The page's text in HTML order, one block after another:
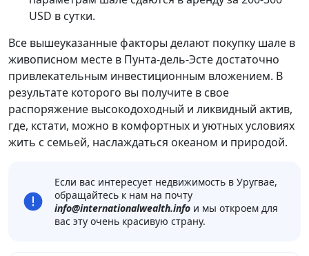
USD в сутки.
Все вышеуказанные факторы делают покупку шале в
живописном месте в Пунта-дель-Эсте достаточно
привлекательным инвестиционным вложением. В
результате которого вы получите в свое
распоряжение высокодоходный и ликвидный актив,
где, кстати, можно в комфортных и уютных условиях
жить с семьей, наслаждаться океаном и природой.
Если вас интересует недвижимость в Уругвае,
обращайтесь к нам на почту
info@internationalwealth.info и мы откроем для
вас эту очень красивую страну.